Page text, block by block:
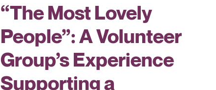
“The Most Lovely
People”: A Volunteer
Group’s Experience
Supporting a